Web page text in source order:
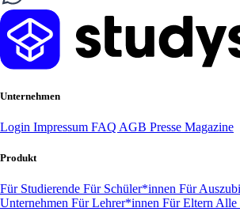
Unternehmen
Login Impressum FAQ AGB Presse Magazine
Produkt
Für Studierende Für Schüler*innen Für
Unternehmen Für Lehrer*innen Für Eltern Alle